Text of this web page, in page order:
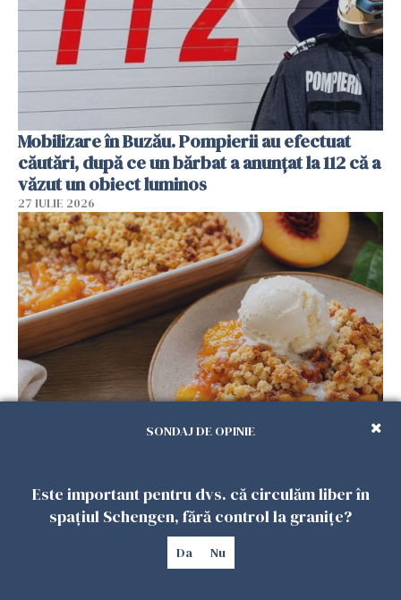
Mobilizare în Buzău. Pompierii au efectuat
căutări, după ce un bărbat a anunțat la 112 că a
văzut un obiect luminos
27 IULIE 2026
Crumble cu piersici și înghețată de vanilie.
26 IULIE 2026
SONDAJ DE OPINIE
Este important pentru dvs. că circulăm liber în
spațiul Schengen, fără control la granițe?
Da Nu